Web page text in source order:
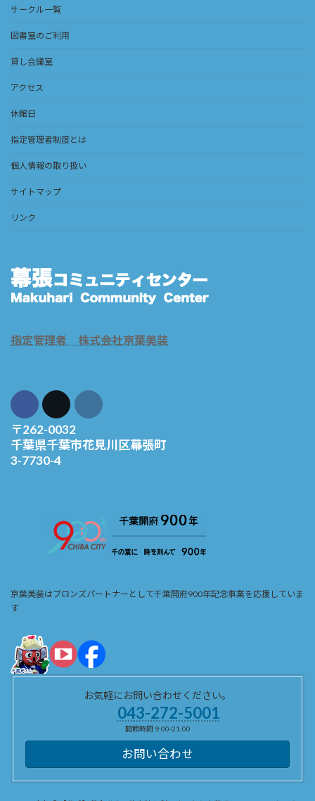
サークル一覧
図書室のご利用
貸し会議室
アクセス
休館日
指定管理者制度とは
個人情報の取り扱い
サイトマップ
リンク
指定管理者 株式会社京葉美装
〒262-0032
千葉県千葉市花見川区幕張町
3-7730-4
京葉美装はブロンズパートナーとして千葉開府900年記念事業を応援していま
す
お気軽にお問い合わせください。
043-272-5001
開館時間 9:00-21:00
お問い合わせ